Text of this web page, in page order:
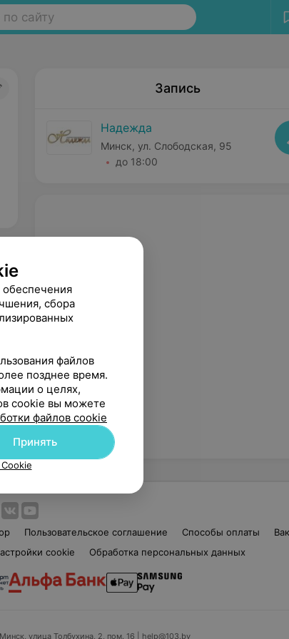
по сайту
Запись
Надежда
Минск, ул. Слободская, 95
до 18:00
Пользовательское соглашение Способы оплаты
cookie Обработка персональных данных
улица Толбухина, 2, пом. 16 | help@103.by
сбора
файлов
позднее время.
о целях,
cookie вы можете
файлов cookie
Принять